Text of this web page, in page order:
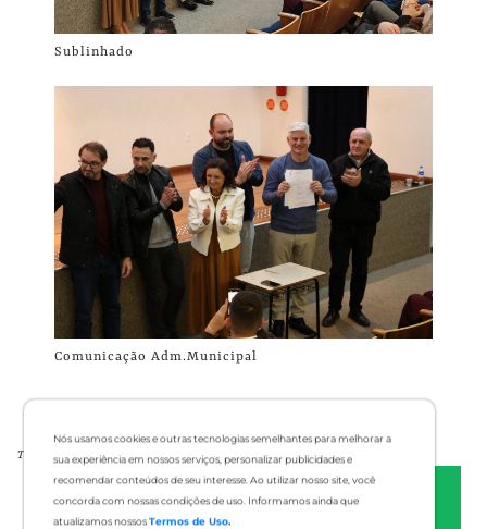
Nós usamos cookies e outras tecnologias semelhantes para melhorar a
sua experiência em nossos serviços, personalizar publicidades e
recomendar conteúdos de seu interesse. Ao utilizar nosso site, você
concorda com nossas condições de uso. Informamos ainda que
atualizamos nossosTermos de Uso.
Sublinhado
Comunicação Adm.Municipal
Tags: